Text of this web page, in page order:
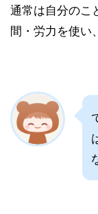
通常は自分のこ
間・労力を使い